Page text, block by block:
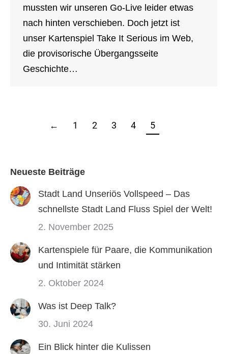
mussten wir unseren Go-Live leider etwas
nach hinten verschieben. Doch jetzt ist
unser Kartenspiel Take It Serious im Web,
die provisorische Übergangsseite
Geschichte…
← 1 2 3 4 5
Neueste Beiträge
Stadt Land Unseriös Vollspeed – Das
schnellste Stadt Land Fluss Spiel der Welt!
2. November 2025
Kartenspiele für Paare, die Kommunikation
und Intimität stärken
2. Oktober 2024
Was ist Deep Talk?
30. Juni 2024
Ein Blick hinter die Kulissen